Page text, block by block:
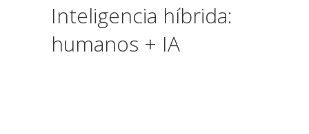
Inteligencia híbrida:
humanos + IA